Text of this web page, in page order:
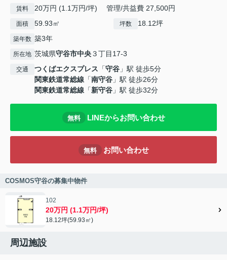
賃料 20万円 (1.1万円/坪) 管理/共益費 27,500円
面積 59.93㎡ 坪数 18.12坪
築年数 築3年
所在地 茨城県守谷市中央３丁目17-3
交通 つくばエクスプレス 「守谷 」駅 徒歩5分
関東鉄道常総線 「南守谷 」駅 徒歩26分
関東鉄道常総線 「新守谷 」駅 徒歩32分
無料 LINEからお問い合わせ
無料 お問い合わせ
COSMOS守谷の募集中物件
102
20万円 (1.1万円/坪)
18.12坪(59.93㎡)
周辺施設